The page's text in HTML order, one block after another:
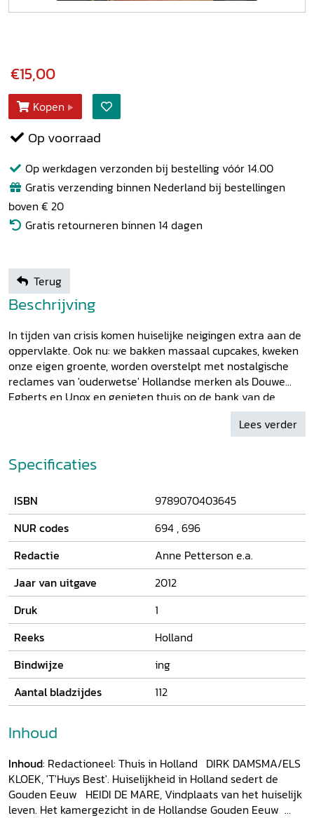
€15,00
Kopen
Op voorraad
Op werkdagen verzonden bij bestelling vóór 14.00
Gratis verzending binnen Nederland bij bestellingen
boven € 20
Gratis retourneren binnen 14 dagen
Terug
Beschrijving
In tijden van crisis komen huiselijke neigingen extra aan de
oppervlakte. Ook nu: we bakken massaal cupcakes, kweken
onze eigen groente, worden overstelpt met nostalgische
reclames van 'ouderwetse' Hollandse merken als Douwe
Egberts en Unox en genieten thuis op de bank van de
zorgeloze gezelligheid van tv-programma's alsIk hou van
. Tijd voor een themanummer over 'huiselijkheid'
kraakpanden en kantoren.
Lees verder
Specificaties
ISBN
9789070403645
NUR codes
694 ,696
Redactie
Anne Petterson e.a.
Jaar van uitgave
2012
Druk
1
Reeks
Holland
Bindwijze
ing
Aantal bladzijdes
112
Inhoud
Inhoud: Redactioneel: Thuis in Holland DIRK DAMSMA/ELS
KLOEK, 'T'Huys Best'. Huiselijkheid in Holland sedert de
Gouden Eeuw HEIDI DE MARE, Vindplaats van het huiselijk
leven. Het kamergezicht in de Hollandse Gouden Eeuw